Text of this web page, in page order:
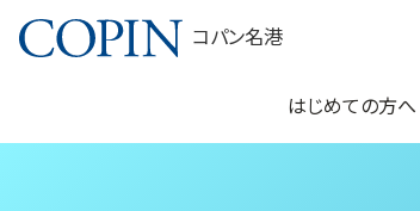
コパン名港
はじめての方へ